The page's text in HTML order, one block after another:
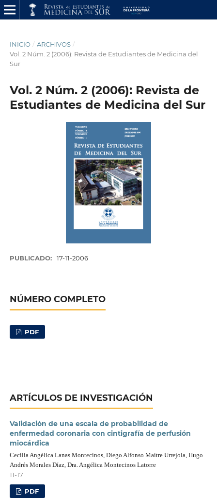
INICIO / ARCHIVOS /
Vol. 2 Núm. 2 (2006): Revista de Estudiantes de Medicina del
Sur
Vol. 2 Núm. 2 (2006): Revista de
Estudiantes de Medicina del Sur
PUBLICADO: 17-11-2006
NÚMERO COMPLETO
PDF
ARTÍCULOS DE INVESTIGACIÓN
Validación de una escala de probabilidad de
enfermedad coronaria con cintigrafía de perfusión
miocárdica
Cecilia Angélica Lanas Montecinos, Diego Alfonso Maitre Urrejola, Hugo
Andrés Morales Díaz, Dra. Angélica Montecinos Latorre
11-17
PDF